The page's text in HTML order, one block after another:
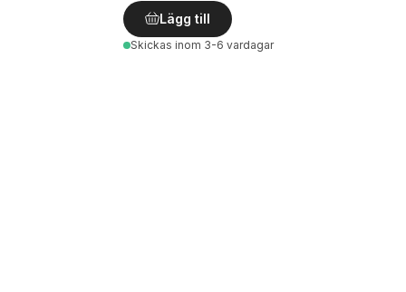
Lägg till
Skickas inom 3-6 vardagar